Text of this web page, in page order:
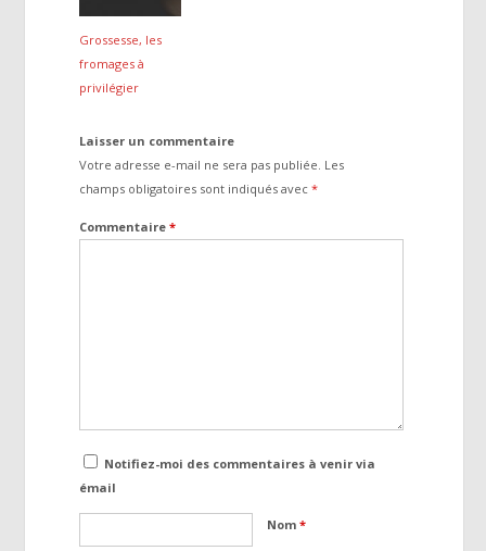
Grossesse, les
fromages à
privilégier
Laisser un commentaire
Votre adresse e-mail ne sera pas publiée. Les
champs obligatoires sont indiqués avec*
Commentaire*
Notifiez-moi des commentaires à venir via
émail
Nom*